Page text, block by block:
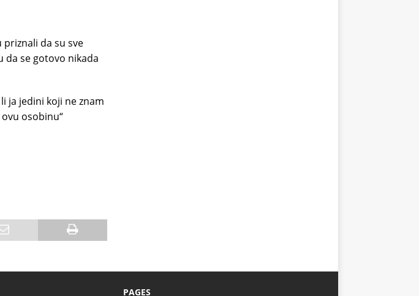
da su sve
da se gotovo nikada
ja jedini koji ne znam
osobinu“
PAGES